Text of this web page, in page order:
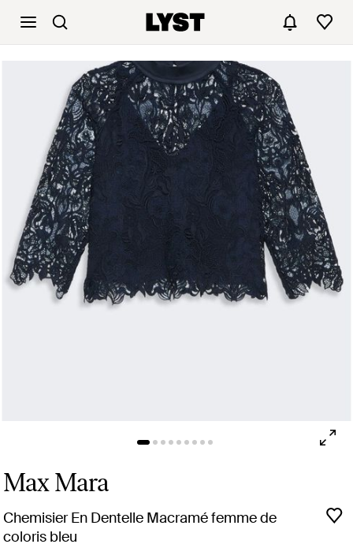
Max Mara
Chemisier En Dentelle Macramé femme de
coloris bleu